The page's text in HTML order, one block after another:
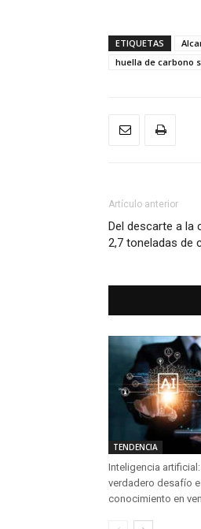
ETIQUETAS
huella de carbono
Artículo anterior
Del descarte a la
2,7 toneladas de
TENDENCIA
Inteligencia
verdadero desafío
conocimiento en